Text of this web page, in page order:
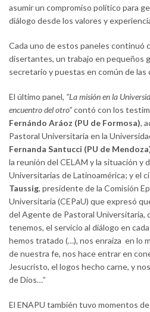
asumir un compromiso político para
diálogo desde los valores y
Cada uno de estos paneles continuó
disertantes, un trabajo en pequeños
secretario y puestas en común de las
El último panel, “La misión en la
encuentro del otro”contó con los
Fernándo Aráoz (PU de Formosa),
Pastoral Universitaria en la
Fernanda Santucci (PU de
la reunión del CELAM y la situación y
Universitarias de Latinoamérica; y el
Taussig, presidente de la Comisión
Universitaria (CEPaU) que expresó
del Agente de Pastoral Universitaria,
tenemos, el servicio al diálogo en
hemos tratado (…), nos enraíza en lo
de nuestra fe, nos hace entrar en
Jesucristo, el logos hecho carne, y
de Dios…”
El ENAPU también tuvo momentos